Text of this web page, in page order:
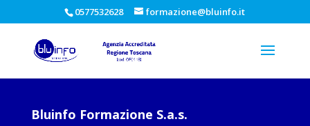
0577532628 formazione@bluinfo.it
Bluinfo Formazione S.a.s.